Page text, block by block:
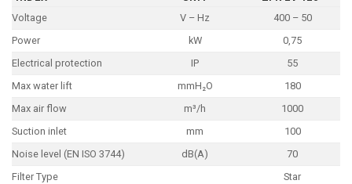
Voltage
V – Hz
400 – 50
Power
kW
0,75
Electrical protection
IP
55
Max water lift
mmH₂O
180
Max air flow
m³/h
1000
Suction inlet
mm
100
Noise level (EN ISO 3744)
dB(A)
70
Filter Type
Star